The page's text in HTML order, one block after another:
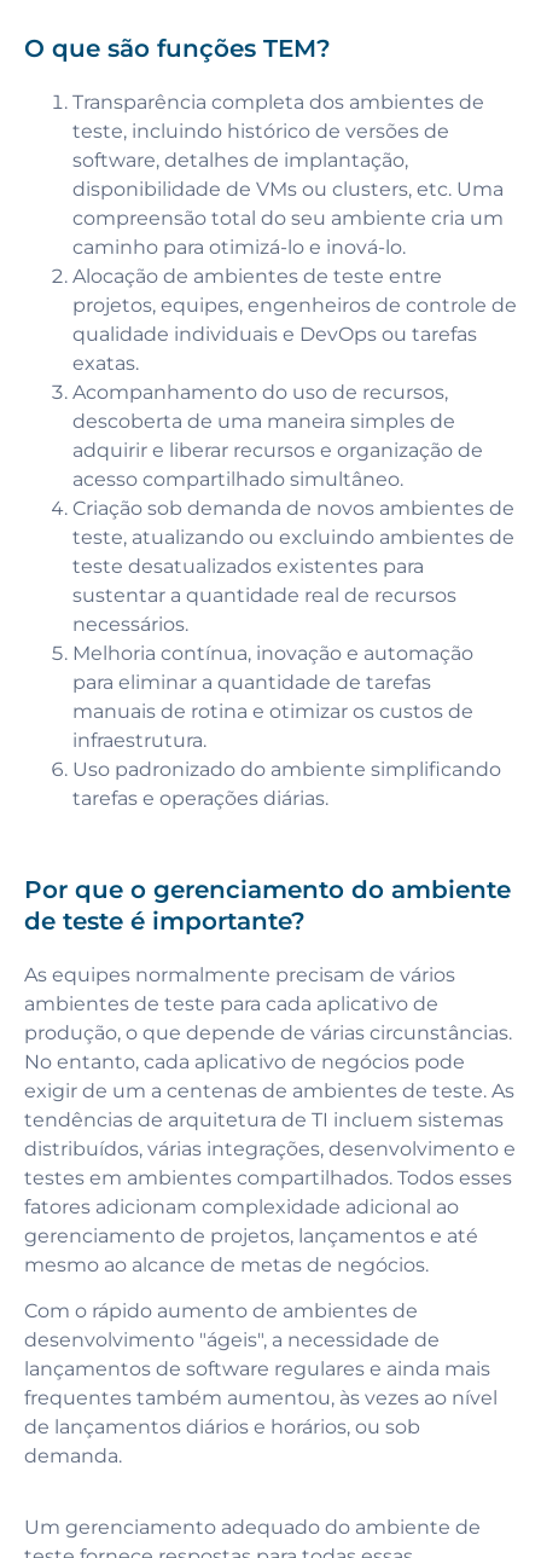
O que são funções TEM?
Transparência completa dos ambientes de
teste, incluindo histórico de versões de
software, detalhes de implantação,
disponibilidade de VMs ou clusters, etc. Uma
compreensão total do seu ambiente cria um
caminho para otimizá-lo e inová-lo.
Alocação de ambientes de teste entre
projetos, equipes, engenheiros de controle de
qualidade individuais e DevOps ou tarefas
exatas.
Acompanhamento do uso de recursos,
descoberta de uma maneira simples de
adquirir e liberar recursos e organização de
acesso compartilhado simultâneo.
Criação sob demanda de novos ambientes de
teste, atualizando ou excluindo ambientes de
teste desatualizados existentes para
sustentar a quantidade real de recursos
necessários.
Melhoria contínua, inovação e automação
para eliminar a quantidade de tarefas
manuais de rotina e otimizar os custos de
infraestrutura.
Uso padronizado do ambiente simplificando
tarefas e operações diárias.
Por que o gerenciamento do ambiente
de teste é importante?
As equipes normalmente precisam de vários
ambientes de teste para cada aplicativo de
produção, o que depende de várias circunstâncias.
No entanto, cada aplicativo de negócios pode
exigir de um a centenas de ambientes de teste. As
tendências de arquitetura de TI incluem sistemas
distribuídos, várias integrações, desenvolvimento e
testes em ambientes compartilhados. Todos esses
fatores adicionam complexidade adicional ao
gerenciamento de projetos, lançamentos e até
mesmo ao alcance de metas de negócios.
Com o rápido aumento de ambientes de
desenvolvimento "ágeis", a necessidade de
lançamentos de software regulares e ainda mais
frequentes também aumentou, às vezes ao nível
de lançamentos diários e horários, ou sob
demanda.
Um gerenciamento adequado do ambiente de